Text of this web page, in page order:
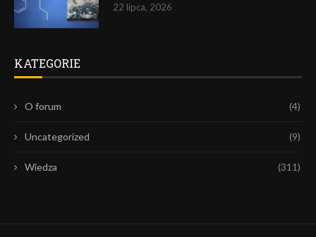
22 lipca, 2026
KATEGORIE
O forum (4)
Uncategorized (9)
Wiedza (311)